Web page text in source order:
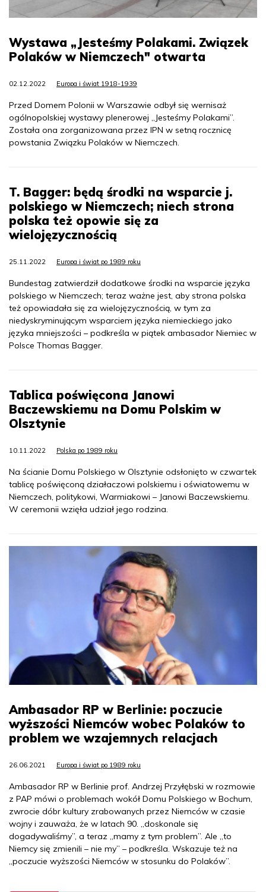
Wystawa „Jesteśmy Polakami. Związek
Polaków w Niemczech" otwarta
02.12.2022 Europa i świat 1918-1939
Przed Domem Polonii w Warszawie odbył się wernisaż
ogólnopolskiej wystawy plenerowej „Jesteśmy Polakami”.
Została ona zorganizowana przez IPN w setną rocznicę
powstania Związku Polaków w Niemczech.
T. Bagger: będą środki na wsparcie j.
polskiego w Niemczech; niech strona
polska też opowie się za
wielojęzycznością
25.11.2022 Europa i świat po 1989 roku
Bundestag zatwierdził dodatkowe środki na wsparcie języka
polskiego w Niemczech; teraz ważne jest, aby strona polska
też opowiadała się za wielojęzycznością, w tym za
niedyskryminującym wsparciem języka niemieckiego jako
języka mniejszości – podkreśla w piątek ambasador Niemiec w
Polsce Thomas Bagger.
Tablica poświęcona Janowi
Baczewskiemu na Domu Polskim w
Olsztynie
10.11.2022 Polska po 1989 roku
Na ścianie Domu Polskiego w Olsztynie odsłonięto w czwartek
tablicę poświęconą działaczowi polskiemu i oświatowemu w
Niemczech, politykowi, Warmiakowi – Janowi Baczewskiemu.
W ceremonii wzięła udział jego rodzina.
Ambasador RP w Berlinie: poczucie
wyższości Niemców wobec Polaków to
problem we wzajemnych relacjach
26.06.2021 Europa i świat po 1989 roku
Ambasador RP w Berlinie prof. Andrzej Przyłębski w rozmowie
z PAP mówi o problemach wokół Domu Polskiego w Bochum,
zwrocie dóbr kultury zrabowanych przez Niemców w czasie
wojny i zauważa, że w latach 90. „doskonale się
dogadywaliśmy”, a teraz „mamy z tym problem”. Ale „to
Niemcy się zmienili – nie my” – podkreśla. Wskazuje też na
„poczucie wyższości Niemców w stosunku do Polaków”.